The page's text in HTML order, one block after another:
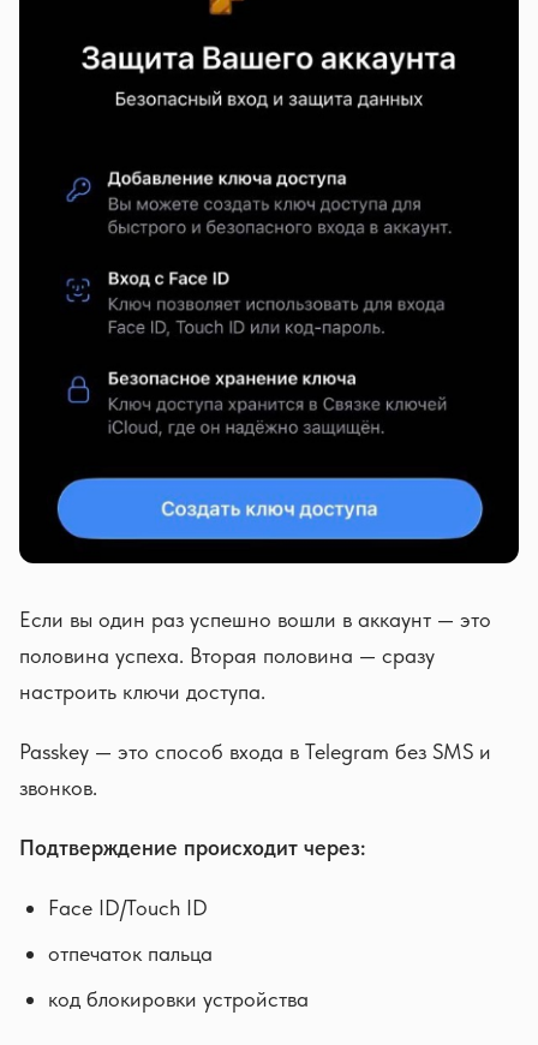
Если вы один раз успешно вошли в аккаунт — это
половина успеха. Вторая половина — сразу
настроить ключи доступа.
Passkey — это способ входа в Telegram без SMS и
звонков.
Подтверждение происходит через:
Face ID/Touch ID
отпечаток пальца
код блокировки устройства